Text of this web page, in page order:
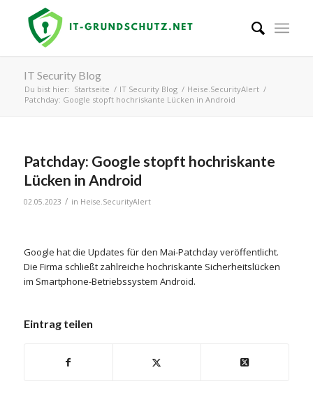
IT Security Blog
Du bist hier: Startseite / IT Security Blog / Heise.SecurityAlert /
Patchday: Google stopft hochriskante Lücken in Android
Patchday: Google stopft hochriskante
Lücken in Android
02.05.2023 / in Heise.SecurityAlert
Google hat die Updates für den Mai-Patchday veröffentlicht.
Die Firma schließt zahlreiche hochriskante Sicherheitslücken
im Smartphone-Betriebssystem Android.
Eintrag teilen